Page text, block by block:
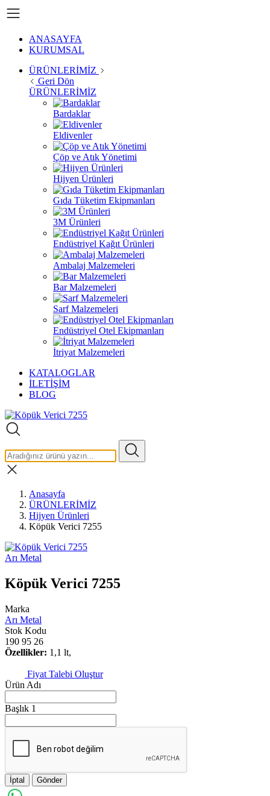
ANASAYFA
KURUMSAL
ÜRÜNLERİMİZ
Geri Dön
ÜRÜNLERİMİZ
Bardaklar
Eldivenler
Çöp ve Atık Yönetimi
Hijyen Ürünleri
Gıda Tüketim Ekipmanları
3M Ürünleri
Endüstriyel Kağıt Ürünleri
Ambalaj Malzemeleri
Bar Malzemeleri
Sarf Malzemeleri
Endüstriyel Otel Ekipmanları
İtriyat Malzemeleri
KATALOGLAR
İLETİŞİM
BLOG
Anasayfa
ÜRÜNLERİMİZ
Hijyen Ürünleri
Köpük Verici 7255
Arı Metal
Köpük Verici 7255
Marka
Arı Metal
Stok Kodu
190 95 26
Özellikler: 1,1 lt,
Fiyat Talebi Oluştur
Ürün Adı
Başlık 1
İptal Gönder